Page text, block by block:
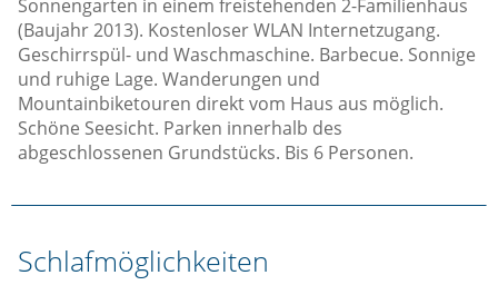
Sonnengarten in einem freistehenden 2-Familienhaus
(Baujahr 2013). Kostenloser WLAN Internetzugang.
Geschirrspül- und Waschmaschine. Barbecue. Sonnige
und ruhige Lage. Wanderungen und
Mountainbiketouren direkt vom Haus aus möglich.
Schöne Seesicht. Parken innerhalb des
abgeschlossenen Grundstücks. Bis 6 Personen.
Schlafmöglichkeiten